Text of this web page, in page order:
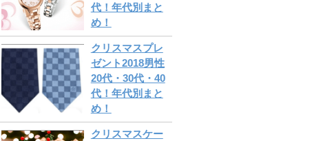
代！年代別まと
め！
クリスマスプレ
ゼント2018男性
20代・30代・40
代！年代別まと
め！
クリスマスケー